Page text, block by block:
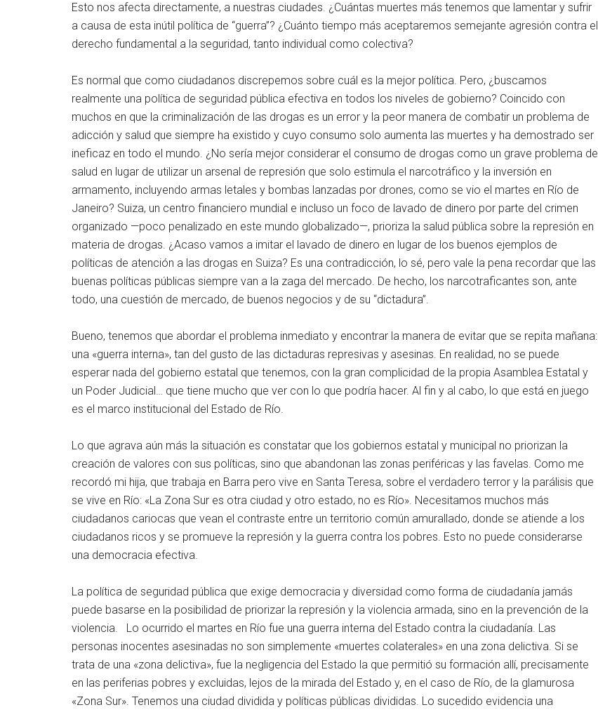
Esto nos afecta directamente, a nuestras ciudades. ¿Cuántas muertes más tenemos que lamentar y sufrir
a causa de esta inútil política de “guerra”? ¿Cuánto tiempo más aceptaremos semejante agresión contra el
derecho fundamental a la seguridad, tanto individual como colectiva?
Es normal que como ciudadanos discrepemos sobre cuál es la mejor política. Pero, ¿buscamos
realmente una política de seguridad pública efectiva en todos los niveles de gobierno? Coincido con
muchos en que la criminalización de las drogas es un error y la peor manera de combatir un problema de
adicción y salud que siempre ha existido y cuyo consumo solo aumenta las muertes y ha demostrado ser
ineficaz en todo el mundo. ¿No sería mejor considerar el consumo de drogas como un grave problema de
salud en lugar de utilizar un arsenal de represión que solo estimula el narcotráfico y la inversión en
armamento, incluyendo armas letales y bombas lanzadas por drones, como se vio el martes en Río de
Janeiro? Suiza, un centro financiero mundial e incluso un foco de lavado de dinero por parte del crimen
organizado —poco penalizado en este mundo globalizado—, prioriza la salud pública sobre la represión en
materia de drogas. ¿Acaso vamos a imitar el lavado de dinero en lugar de los buenos ejemplos de
políticas de atención a las drogas en Suiza? Es una contradicción, lo sé, pero vale la pena recordar que las
buenas políticas públicas siempre van a la zaga del mercado. De hecho, los narcotraficantes son, ante
todo, una cuestión de mercado, de buenos negocios y de su “dictadura”.
Bueno, tenemos que abordar el problema inmediato y encontrar la manera de evitar que se repita mañana:
una «guerra interna», tan del gusto de las dictaduras represivas y asesinas. En realidad, no se puede
esperar nada del gobierno estatal que tenemos, con la gran complicidad de la propia Asamblea Estatal y
un Poder Judicial… que tiene mucho que ver con lo que podría hacer. Al fin y al cabo, lo que está en juego
es el marco institucional del Estado de Río.
Lo que agrava aún más la situación es constatar que los gobiernos estatal y municipal no priorizan la
creación de valores con sus políticas, sino que abandonan las zonas periféricas y las favelas. Como me
recordó mi hija, que trabaja en Barra pero vive en Santa Teresa, sobre el verdadero terror y la parálisis que
se vive en Río: «La Zona Sur es otra ciudad y otro estado, no es Río». Necesitamos muchos más
ciudadanos cariocas que vean el contraste entre un territorio común amurallado, donde se atiende a los
ciudadanos ricos y se promueve la represión y la guerra contra los pobres. Esto no puede considerarse
una democracia efectiva.
La política de seguridad pública que exige democracia y diversidad como forma de ciudadanía jamás
puede basarse en la posibilidad de priorizar la represión y la violencia armada, sino en la prevención de la
violencia. Lo ocurrido el martes en Río fue una guerra interna del Estado contra la ciudadanía. Las
personas inocentes asesinadas no son simplemente «muertes colaterales» en una zona delictiva. Si se
trata de una «zona delictiva», fue la negligencia del Estado la que permitió su formación allí, precisamente
en las periferias pobres y excluidas, lejos de la mirada del Estado y, en el caso de Río, de la glamurosa
«Zona Sur». Tenemos una ciudad dividida y políticas públicas divididas. Lo sucedido evidencia una